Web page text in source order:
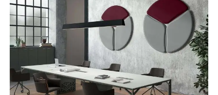
Previous Next